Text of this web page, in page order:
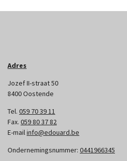
Adres
Jozef II-straat 50
8400 Oostende
Tel. 059 70 39 11
Fax. 059 80 37 82
E-mailinfo@edouard.be
Ondernemingsnummer: 0441966345